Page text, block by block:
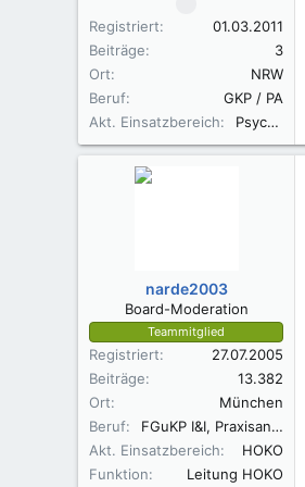
Registriert
01.03.2011
Beiträge
3
Ort
NRW
Beruf
GKP / PA
Akt. Einsatzbereich
Psychiatrie
narde2003
Board-Moderation
Teammitglied
Registriert
27.07.2005
Beiträge
13.382
Ort
München
Beruf
FGuKP I&I, Praxisanleiterin DKG,Wundassistent WaCert DGfW, Rettungsassistentin, Diätassistentin
Akt. Einsatzbereich
HOKO
Funktion
Leitung HOKO